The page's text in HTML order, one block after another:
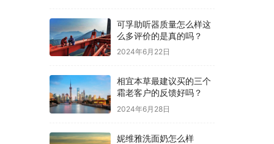
可孚助听器质量怎么样这
么多评价的是真的吗？
2024年6月22日
相宜本草最建议买的三个
霜老客户的反馈好吗？
2024年6月28日
妮维雅洗面奶怎么样